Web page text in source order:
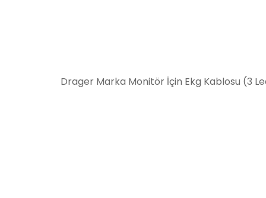
Drager Marka Monitör İçin Ekg Kablosu (3